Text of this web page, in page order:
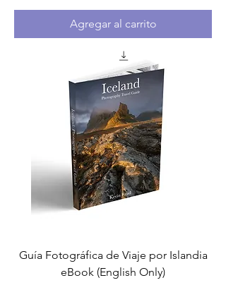
Agregar al carrito
Guía Fotográfica de Viaje por Islandia
eBook (English Only)